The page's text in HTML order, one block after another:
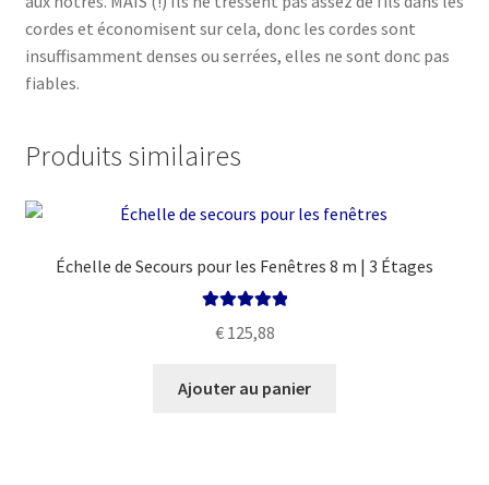
cordes et économisent sur cela, donc les cordes sont
insuffisamment denses ou serrées, elles ne sont donc pas
fiables.
Produits similaires
Échelle de Secours pour les Fenêtres 8 m | 3 Étages
€125,88
Ajouter au panier